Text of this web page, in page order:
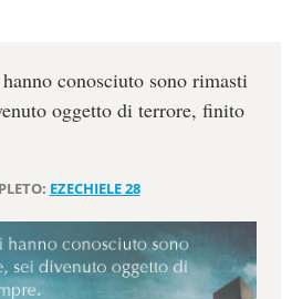
conosciuto sono rimasti
oggetto di terrore, finito
EZECHIELE 28